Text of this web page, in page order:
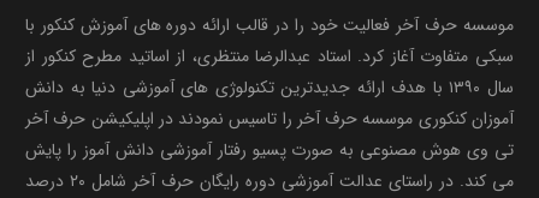
موسسه حرف آخر فعالیت خود را در قالب ارائه دوره های آموزش کنکور با
سبکی متفاوت آغاز کرد. استاد عبدالرضا منتظری، از اساتید مطرح کنکور از
سال ۱۳۹۰ با هدف ارائه جدیدترین تکنولوژی های آموزشی دنیا به دانش
آموزان کنکوری موسسه حرف آخر را تاسیس نمودند در اپلیکیشن حرف آخر
تی وی هوش مصنوعی به صورت پسیو رفتار آموزشی دانش آموز را پایش
می کند. در راستای عدالت آموزشی دوره رایگان حرف آخر شامل ۲۰ درصد